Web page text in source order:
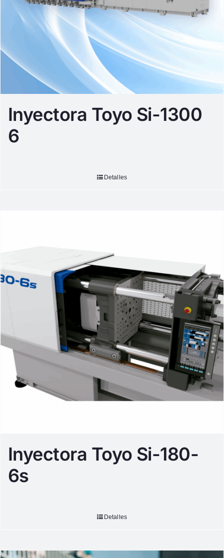
Inyectora Toyo Si-1300
6
Detalles
Inyectora Toyo Si-180-
6s
Detalles